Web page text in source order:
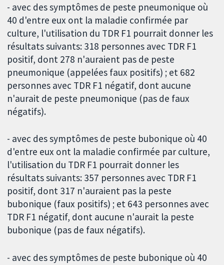
- avec des symptômes de peste pneumonique où
40 d'entre eux ont la maladie confirmée par
culture, l'utilisation du TDR F1 pourrait donner les
résultats suivants: 318 personnes avec TDR F1
positif, dont 278 n'auraient pas de peste
pneumonique (appelées faux positifs) ; et 682
personnes avec TDR F1 négatif, dont aucune
n'aurait de peste pneumonique (pas de faux
négatifs).
- avec des symptômes de peste bubonique où 40
d'entre eux ont la maladie confirmée par culture,
l'utilisation du TDR F1 pourrait donner les
résultats suivants: 357 personnes avec TDR F1
positif, dont 317 n'auraient pas la peste
bubonique (faux positifs) ; et 643 personnes avec
TDR F1 négatif, dont aucune n'aurait la peste
bubonique (pas de faux négatifs).
- avec des symptômes de peste bubonique où 40